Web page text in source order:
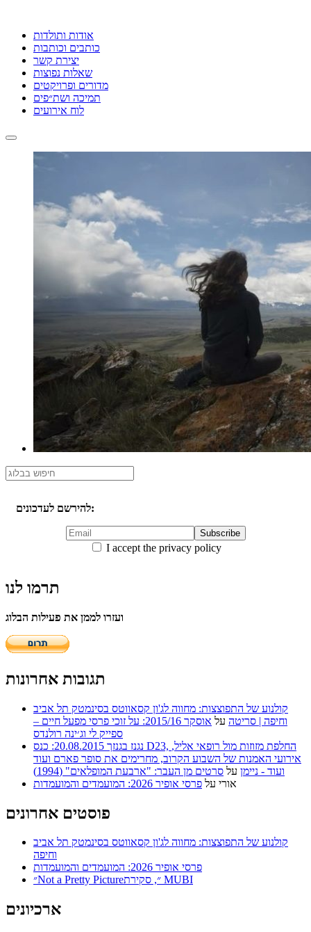
אודות ותולדות
כותבים וכותבות
יצירת קשר
שאלות נפוצות
מדורים ופרויקטים
תמיכה ושת״פים
לוח אירועים
להירשם לעדכונים:
I accept the privacy policy
תרמו לנו
ועזרו לממן את פעילות הבלוג
תגובות אחרונות
קולנוע של התפוצצות: מחווה לג'ון קסאווטס בסינמטק תל אביב
וחיפה | סריטה על
אוסקר 2015/16: על זוכי פרסי מפעל חיים –
ספייק לי וג׳ינה רולנדס
נגנז בגנזך 20.08.2015: כנס D23, החלפת מזוזות מול רופאי אליל,
אירועי האמנות של השבוע הקרוב, מחרימים את סופר פארם ועוד
ועוד - ניימן על סרטים מן העבר: "ארבעת המופלאים" (1994)
אורי על פרסי אופיר 2026: המועמדים והמועמדות
פוסטים אחרונים
קולנוע של התפוצצות: מחווה לג'ון קסאווטס בסינמטק תל אביב
וחיפה
פרסי אופיר 2026: המועמדים והמועמדות
״Not a Pretty Picture״, סקירת MUBI
ארכיונים